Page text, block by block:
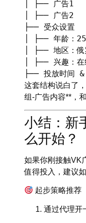
│ ├── 广告1
│ ├── 广告2
├── 受众设置
│ ├── 年龄：
│ ├── 地区：俄
│ ├── 兴趣：在
├── 投放时间
这套结构说白了
组-广告内容**，
小结：新
么开始？
如果你刚接触VK
值得投入，建议如
起步策略推荐
通过代理开